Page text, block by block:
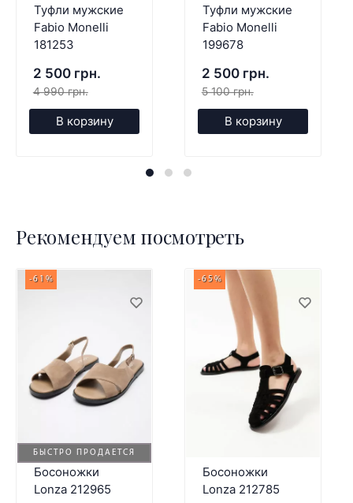
Туфли мужские
Fabio Monelli
181253
2 500 грн.
4 990 грн.
В корзину
Туфли мужские
Fabio Monelli
199678
2 500 грн.
5 100 грн.
В корзину
Рекомендуем посмотреть
БЫСТРО ПРОДАЕТСЯ
-61%
Босоножки
Lonza 212965
-65%
Босоножки
Lonza 212785